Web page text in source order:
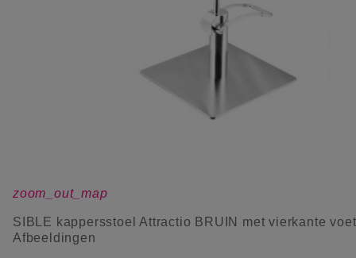
zoom_out_map
SIBLE kappersstoel Attractio BRUIN met vierkante voet
Afbeeldingen